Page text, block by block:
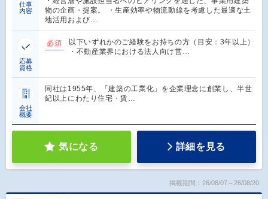
仕事
内容
物の企画・提案。 ・生産効率や物流動線を考慮した最適な土
地活用および…
応募
資格
必須
以下いずれかのご経験をお持ちの方（目安：3年以上）
・不動産業界における法人向け営…
会社
概要
同社は1955年、「建築の工業化」を企業理念に創業し、半世
紀以上にわたり住宅・賃…
気になる 詳細を見る
掲載期間：26/08/07～26/08/20